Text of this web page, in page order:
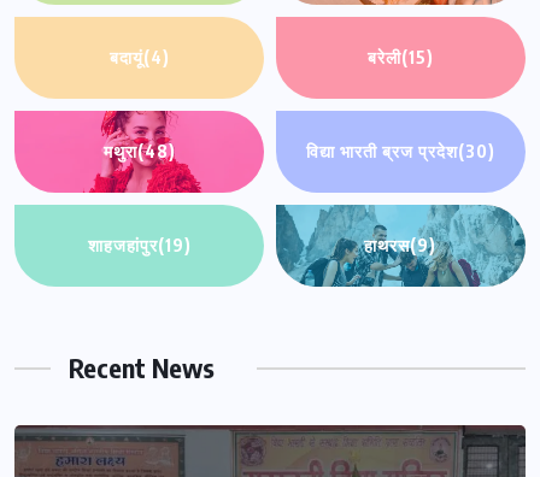
बदायूं(4) बरेली(15)
मथुरा(48) विद्या भारती ब्रज प्रदेश(30)
शाहजहांपुर(19) हाथरस(9)
Recent News